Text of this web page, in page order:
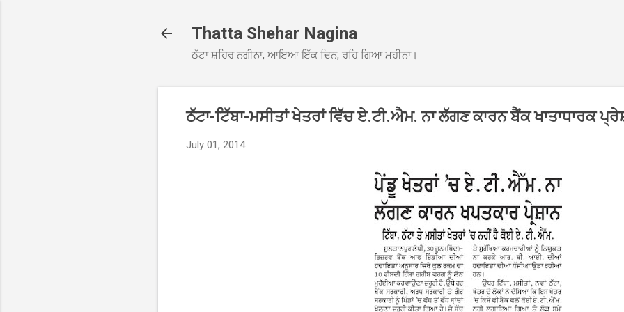
Thatta Shehar Nagina
ਠੱਟਾ ਸ਼ਹਿਰ ਨਗੀਨਾ, ਆਇਆ ਇੱਕ ਦਿਨ, ਰਹਿ ਗਿਆ ਮਹੀਨਾ।
ਠੱਟਾ-ਟਿੱਬਾ-ਮਸੀਤਾਂ ਖੇਤਰਾਂ ਵਿੱਚ ਏ.ਟੀ.ਐਮ. ਨਾ ਲੱਗਣ ਕਾਰਨ ਬੈਂਕ ਖਾਤਾਧਾਰਕ
July 01, 2014